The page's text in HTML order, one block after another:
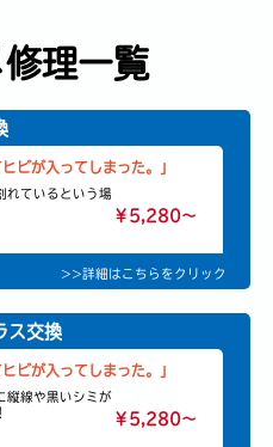
理一覧
ビが入ってしまった。」
れているという場
￥5,280〜
>>詳細はこちらをクリック
ス交換
ビが入ってしまった。」
縦線や黒いシミが
￥5,280〜